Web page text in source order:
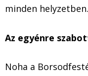
minden helyzetben.
Az egyénre
Noha a